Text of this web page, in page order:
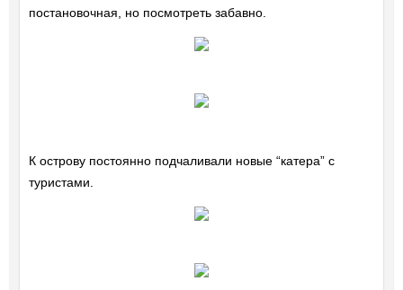
постановочная, но посмотреть забавно.
К острову постоянно подчаливали новые “катера” с
туристами.